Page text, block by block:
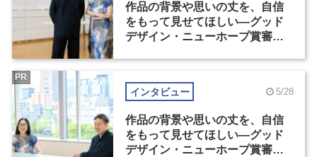
作品の背景や思いの丈を、自信
をもって見せてほしい―グッド
デザイン・ニューホープ賞審査
インタビュー 5/28
作品の背景や思いの丈を、自信
をもって見せてほしい―グッド
デザイン・ニューホープ賞審査
PR